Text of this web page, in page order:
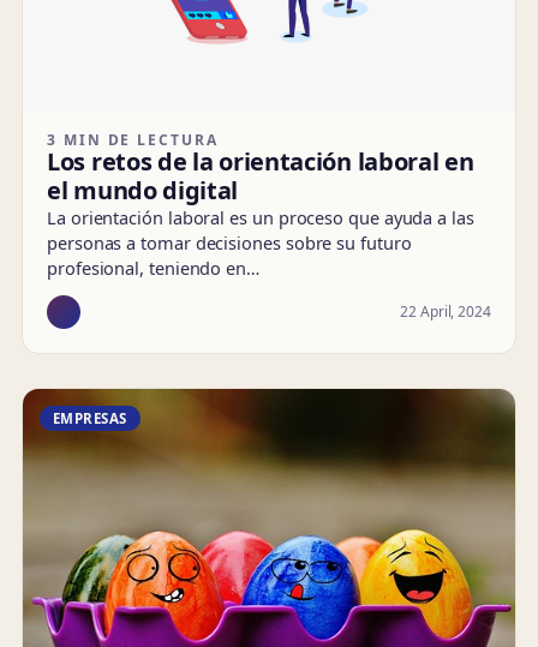
3 MIN DE LECTURA
Los retos de la orientación laboral en
el mundo digital
La orientación laboral es un proceso que ayuda a las
personas a tomar decisiones sobre su futuro
profesional, teniendo en…
22 April, 2024
EMPRESAS